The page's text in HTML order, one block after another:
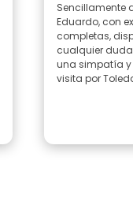
Sencillamente
Eduardo, con
completas,
cualquier
una simpatía y
visita por